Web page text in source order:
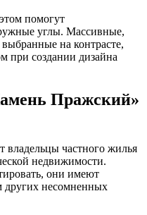
помогут
углы. Массивные,
на контрасте,
при создании дизайна
Пражский»
частного жилья
недвижимости.
они имеют
других несомненных